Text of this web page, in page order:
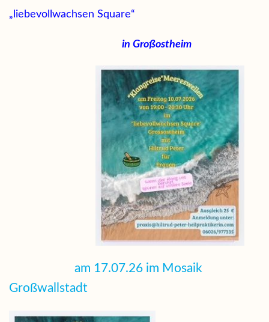
„liebevollwachsen Square“
in Großostheim
am 17.07.26 im Mosaik
Großwallstadt